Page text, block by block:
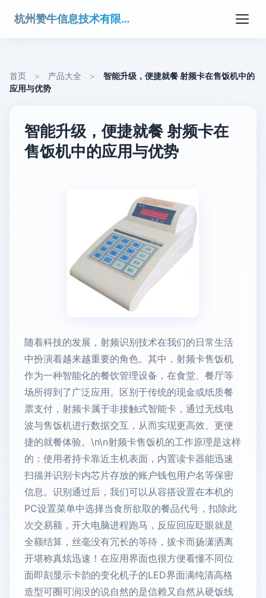
杭州赞牛信息技术有限公司
首页 > 产品大全 >
智能升级，便捷就餐 射频卡在售饭机中的
应用与优势
智能升级，便捷就餐 射频卡在
售饭机中的应用与优势
随着科技的发展，射频识别技术在我们的日常生活
中扮演着越来越重要的角色。其中，射频卡售饭机
作为一种智能化的餐饮管理设备，在食堂、餐厅等
场所得到了广泛应用。区别于传统的现金或纸质餐
票支付，射频卡属于非接触式智能卡，通过无线电
波与售饭机进行数据交互，从而实现更高效、更便
捷的就餐体验。\n\n射频卡售饭机的工作原理是这样
的：使用者持卡靠近主机表面，内置读卡器能迅速
扫描并识别卡内芯片存放的账户钱包用户名等保密
信息。识别通过后，我们可以从容搭设置在本机的
PC设置菜单中选择当食所欲取的餐品代号，扣除此
次交易额，开大电脑进程跑马，反应回应眨眼就是
全额结算，丝毫没有冗长的等待，拔卡而扬潇洒离
开堪称真炫迅速！在应用界面也很方便看懂不同位
面即刻显示卡韵的变化机子的LED界面满纯清高格
造型可圈可润没的说自然的是信赖又自然从硬饭线